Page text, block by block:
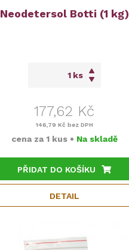
Neodetersol Botti (1 kg)
ks
177,62 Kč
146,79 Kč bez DPH
cena za 1 kus • Na skladě
PŘIDAT DO KOŠÍKU
DETAIL